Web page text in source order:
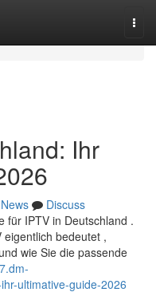
Ihr
News
Discuss
für IPTV in Deutschland .
eigentlich bedeutet ,
wie Sie die passende
ultimative-guide-2026